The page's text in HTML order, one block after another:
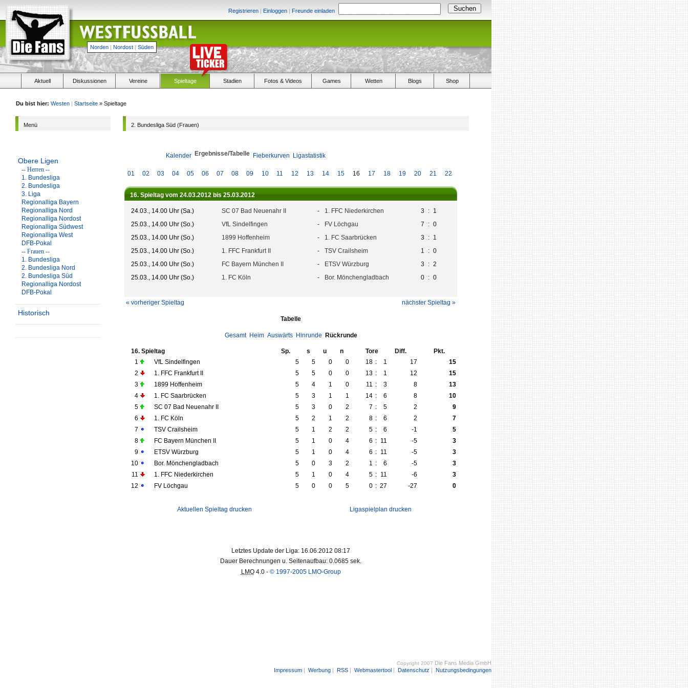
Registrieren | Einloggen | Freunde einladen
Norden | Nordost | Süden
Aktuell Diskussionen Vereine Spieltage Stadien Fotos & Videos Games Wetten Blogs Shop
Du bist hier: Westen | Startseite » Spieltage
Menü
Obere Ligen
-- Herren --
1. Bundesliga
2. Bundesliga
3. Liga
Regionalliga Bayern
Regionalliga Nord
Regionalliga Nordost
Regionalliga Südwest
Regionalliga West
DFB-Pokal
-- Frauen --
1. Bundesliga
2. Bundesliga Nord
2. Bundesliga Süd
Regionalliga Nordost
DFB-Pokal
Historisch
2. Bundesliga Süd (Frauen)
Kalender Ergebnisse/Tabelle Fieberkurven Ligastatistik
01 02 03 04 05 06 07 08 09 10 11 12 13 14 15 16 17 18 19 20 21 22
16. Spieltag vom 24.03.2012 bis 25.03.2012
24.03., 14.00 Uhr (Sa.) SC 07 Bad Neuenahr II - 1. FFC Niederkirchen 3 : 1
25.03., 14.00 Uhr (So.)
VfL Sindelfingen - FV Löchgau 7 : 0
25.03., 14.00 Uhr (So.)
1899 Hoffenheim - 1. FC Saarbrücken 3 : 1
25.03., 14.00 Uhr (So.)
1. FFC Frankfurt II - TSV Crailsheim 1 : 0
25.03., 14.00 Uhr (So.)
FC Bayern München II - ETSV Würzburg 3 : 2
25.03., 14.00 Uhr (So.)
1. FC Köln - Bor. Mönchengladbach 0 : 0
« vorheriger Spieltag nächster Spieltag »
Tabelle
Gesamt Heim Auswärts Hinrunde Rückrunde
16. Spieltag Sp. s u n Tore Diff.
Pkt.
1
VfL Sindelfingen 5 5 0 0 18 : 1 17
15
2
1. FFC Frankfurt II 5 5 0 0 13 : 1 12
15
3
1899 Hoffenheim 5 4 1 0 11 : 3 8
13
4
1. FC Saarbrücken 5 3 1 1 14 : 6 8
10
5
SC 07 Bad Neuenahr II 5 3 0 2 7 : 5 2
9
6
1. FC Köln 5 2 1 2 8 : 6 2
7
7
TSV Crailsheim 5 1 2 2 5 : 6 -1
5
8
FC Bayern München II 5 1 0 4 6 : 11 -5
3
9
ETSV Würzburg 5 1 0 4 6 : 11 -5
3
10
Bor. Mönchengladbach 5 0 3 2 1 : 6 -5
3
11
1. FFC Niederkirchen 5 1 0 4 5 : 11 -6
3
12
FV Löchgau 5 0 0 5 0 : 27 -27 0
Aktuellen Spieltag drucken Ligaspielplan drucken
Letztes Update der Liga: 16.06.2012 08:17
Dauer Berechnungen u. Seitenaufbau: 0.0685 sek.
LMO4.0 - © 1997-2005 LMO-Group
Copyright 2007 Die Fans Media GmbH
Impressum | Werbung | RSS | Webmastertool | Datenschutz | Nutzungsbedingungen